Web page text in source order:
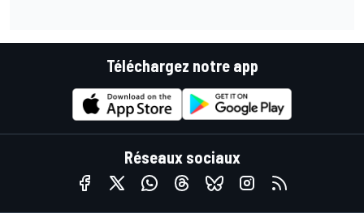
Téléchargez notre app
Réseaux sociaux